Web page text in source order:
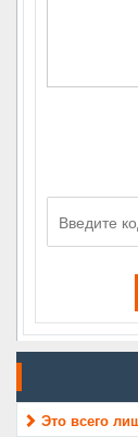
Это всего